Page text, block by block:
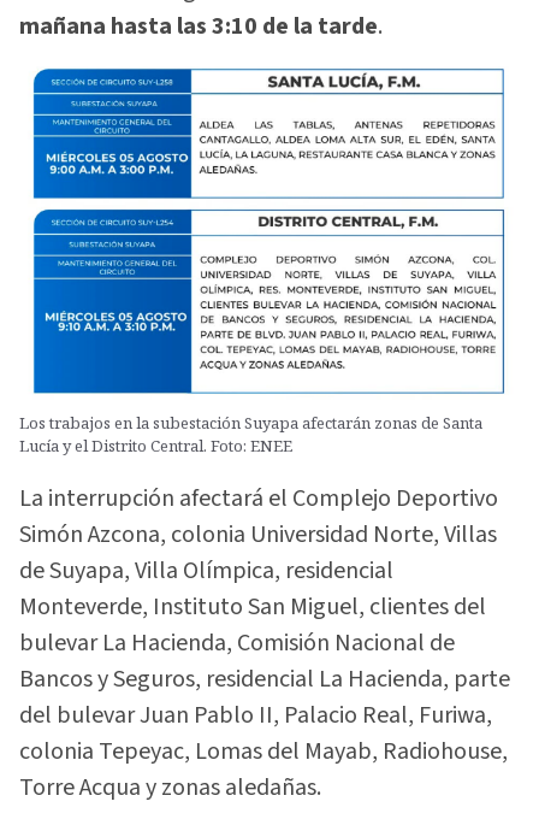
mañana hasta las 3:10 de la tarde.
Los trabajos en la subestación Suyapa afectarán zonas de Santa
Lucía y el Distrito Central. Foto: ENEE
La interrupción afectará el Complejo Deportivo
Simón Azcona, colonia Universidad Norte, Villas
de Suyapa, Villa Olímpica, residencial
Monteverde, Instituto San Miguel, clientes del
bulevar La Hacienda, Comisión Nacional de
Bancos y Seguros, residencial La Hacienda, parte
del bulevar Juan Pablo II, Palacio Real, Furiwa,
colonia Tepeyac, Lomas del Mayab, Radiohouse,
Torre Acqua y zonas aledañas.